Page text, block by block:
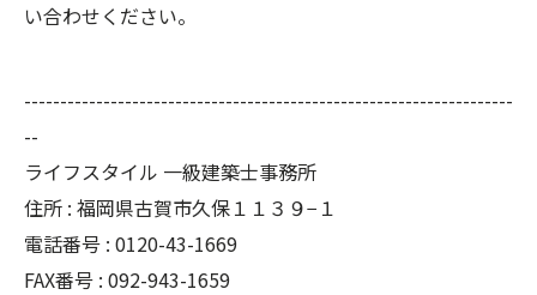
い合わせください。
--------------------------------------------------------------------
--
ライフスタイル 一級建築士事務所
住所 : 福岡県古賀市久保１１３９−１
電話番号 : 0120-43-1669
FAX番号 : 092-943-1659